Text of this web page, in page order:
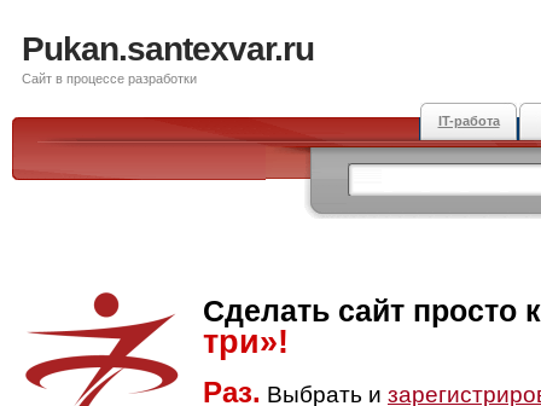
Pukan.santexvar.ru
Сайт в процессе разработки
IT-работа
Сделать сайт просто
три»!
Раз. Выбрать и